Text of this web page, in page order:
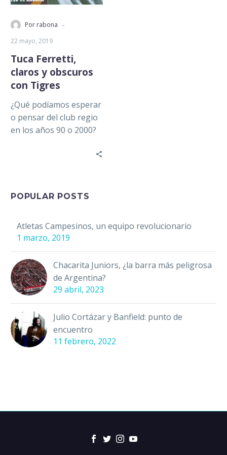
Por rabona -
22 mayo, 2019
Tuca Ferretti,
claros y obscuros
con Tigres
¿Qué podíamos esperar
o pensar del club regio
en los años 90 o 2000?
POPULAR POSTS
Atletas Campesinos, un equipo revolucionario
1 marzo, 2019
Chacarita Juniors, ¿la barra más peligrosa
de Argentina?
29 abril, 2023
Julio Cortázar y Banfield: punto de
encuentro
11 febrero, 2022